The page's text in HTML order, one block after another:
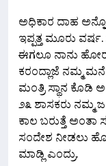
ಅಧಿಕಾರ ದಾಹ
ಇಪ್ಪತ್ತ ಮೂರು
ಈಗಲೂ ನಾನು
ಕರಂದ್ಲಾಜೆ ನಮ್ಮ
ಮಂತ್ರಿ ಸ್ಥಾನ ಕೊಡಿ
೨೩ ಶಾಸಕರು ನಮ್ಮ
ಕಾಲ ಬರುತ್ತೆ
ಸಂದೇಶ ನೀಡಲು
ಮಾಡ್ಲಿ ಎಂದ್ರು.